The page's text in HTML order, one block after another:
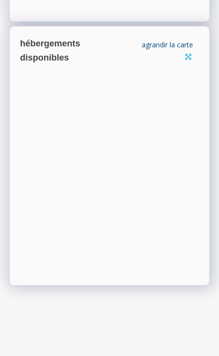
hébergements
disponibles
agrandir la carte